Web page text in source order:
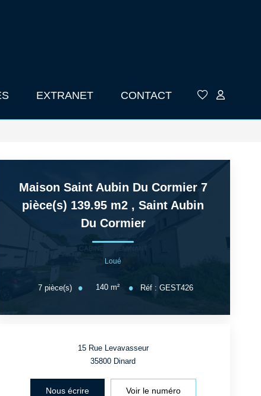
EXTRANET CONTACT
Maison Saint Aubin Du Cormier 7
pièce(s) 139.95 m2 ,Saint Aubin
Du Cormier
Loué
7 pièce(s) 140 m² Réf : GEST426
15 Rue Levavasseur
35800 Dinard
Nous écrire Voir le numéro